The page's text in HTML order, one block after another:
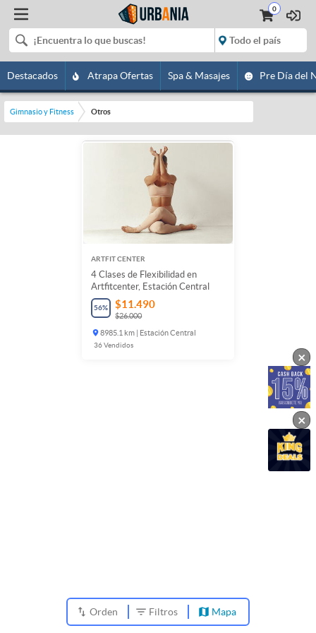
0
Destacados Atrapa Ofertas Spa & Masajes Pre Día del
Gimnasio y Fitness Otros
ARTFIT CENTER
4 Clases de Flexibilidad en
Artfitcenter, Estación Central
56% $11.490
$26.000
8985.1 km | Estación Central
36Vendidos
Orden Filtros Mapa
×
×